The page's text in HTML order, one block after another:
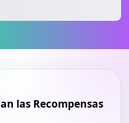
las Recompensas